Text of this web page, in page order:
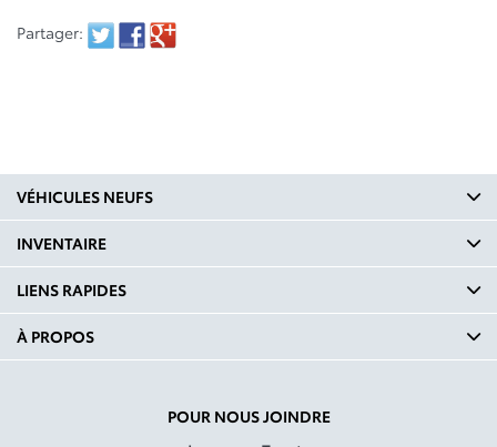
Partager:
POUR NOUS JOINDRE
VÉHICULES NEUFS
INVENTAIRE
LIENS RAPIDES
À PROPOS